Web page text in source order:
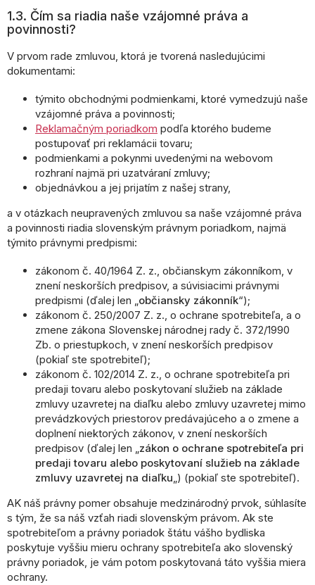
1.3. Čím sa riadia naše vzájomné práva a
povinnosti?
V prvom rade zmluvou, ktorá je tvorená nasledujúcimi
dokumentami:
týmito obchodnými podmienkami, ktoré vymedzujú naše
vzájomné práva a povinnosti;
Reklamačným poriadkom podľa ktorého budeme
postupovať pri reklamácii tovaru;
podmienkami a pokynmi uvedenými na webovom
rozhraní najmä pri uzatváraní zmluvy;
objednávkou a jej prijatím z našej strany,
a v otázkach neupravených zmluvou sa naše vzájomné práva
a povinnosti riadia slovenským právnym poriadkom, najmä
týmito právnymi predpismi:
zákonom č. 40/1964 Z. z., občianskym zákonníkom, v
znení neskorších predpisov, a súvisiacimi právnymi
predpismi (ďalej len „občiansky zákonník“);
zákonom č. 250/2007 Z. z., o ochrane spotrebiteľa, a o
zmene zákona Slovenskej národnej rady č. 372/1990
Zb. o priestupkoch, v znení neskorších predpisov
(pokiaľ ste spotrebiteľ);
zákonom č. 102/2014 Z. z., o ochrane spotrebiteľa pri
predaji tovaru alebo poskytovaní služieb na základe
zmluvy uzavretej na diaľku alebo zmluvy uzavretej mimo
prevádzkových priestorov predávajúceho a o zmene a
doplnení niektorých zákonov, v znení neskorších
predpisov (ďalej len „zákon o ochrane spotrebiteľa pri
predaji tovaru alebo poskytovaní služieb na základe
zmluvy uzavretej na diaľku„) (pokiaľ ste spotrebiteľ).
AK náš právny pomer obsahuje medzinárodný prvok, súhlasíte
s tým, že sa náš vzťah riadi slovenským právom. Ak ste
spotrebiteľom a právny poriadok štátu vášho bydliska
poskytuje vyššiu mieru ochrany spotrebiteľa ako slovenský
právny poriadok, je vám potom poskytovaná táto vyššia miera
ochrany.